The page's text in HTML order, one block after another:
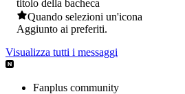
titolo della bacheca
Quando selezioni un'icona
Aggiunto ai preferiti.
Visualizza tutti i messaggi
Fanplus community